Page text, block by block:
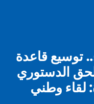
توسيع قاعدة
الدستوري
لقاء وطني